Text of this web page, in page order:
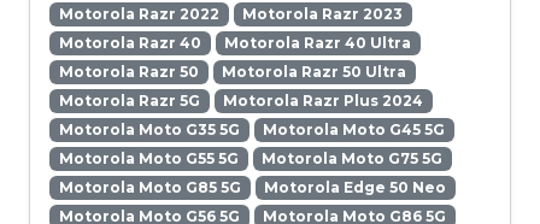
Motorola Razr 2022
Motorola Razr 2023
Motorola Razr 40
Motorola Razr 40 Ultra
Motorola Razr 50
Motorola Razr 50 Ultra
Motorola Razr 5G
Motorola Razr Plus 2024
Motorola Moto G35 5G
Motorola Moto G45 5G
Motorola Moto G55 5G
Motorola Moto G75 5G
Motorola Moto G85 5G
Motorola Edge 50 Neo
Motorola Moto G56 5G
Motorola Moto G86 5G